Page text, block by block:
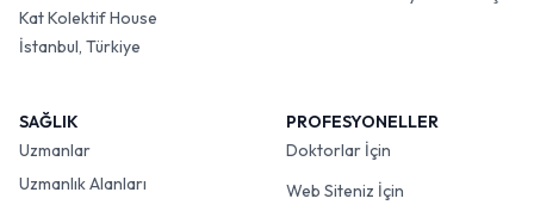
Kat Kolektif House
İstanbul, Türkiye
SAĞLIK
Uzmanlar
Uzmanlık Alanları
PROFESYONELLER
Doktorlar İçin
Web Siteniz İçin